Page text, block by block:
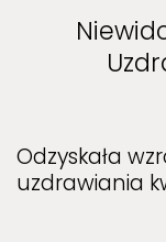
Odzyskała
uzdrawiania